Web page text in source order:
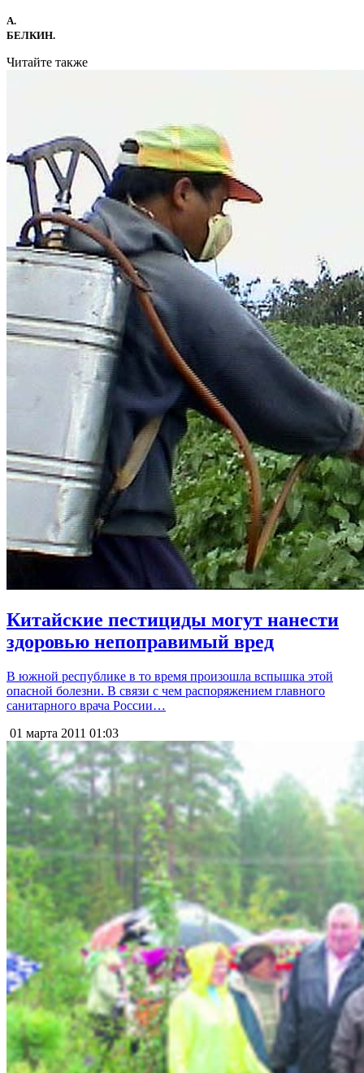
А.
БЕЛКИН.
Читайте также
Китайские пестициды могут нанести
здоровью непоправимый вред
В южной республике в то время произошла вспышка этой
опасной болезни. В связи с чем распоряжением главного
санитарного врача России…
01 марта 2011 01:03